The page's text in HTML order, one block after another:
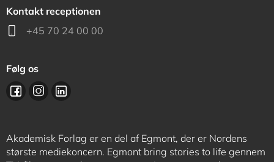
Kontakt receptionen
+45 70 24 00 00
Følg os
Akademisk Forlag er en del af Egmont, der er Nordens
største mediekoncern. Egmont bring stories to life gennem